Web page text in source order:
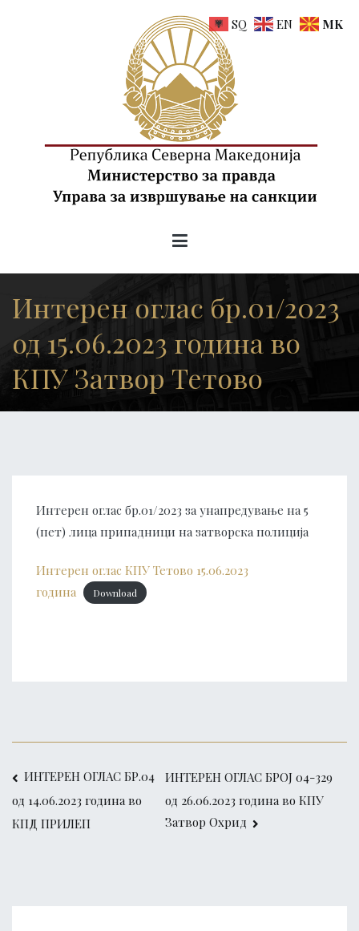
Интерен оглас бр.01/2023
од 15.06.2023 година во
КПУ Затвор Тетово
Интерен оглас бр.01/2023 за унапредување на 5
(пет) лица припадници на затворска полиција
Интерен оглас КПУ Тетово 15.06.2023
година
Download
Post
navigation
ИНТЕРЕН ОГЛАС БР.04
од 14.06.2023 година во
КПД ПРИЛЕП
ИНТЕРЕН ОГЛАС БРОЈ 04-329
од 26.06.2023 година во КПУ
Затвор Охрид
SQ EN MK